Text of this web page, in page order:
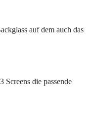
auf dem auch das
die passende